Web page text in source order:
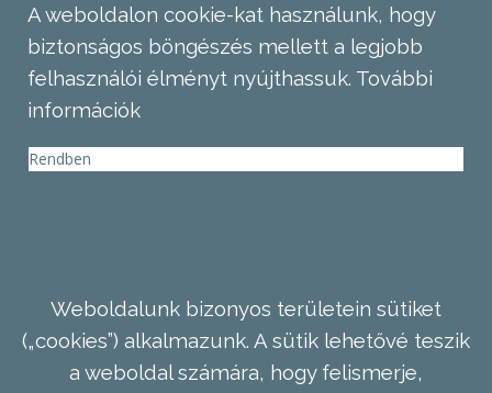
A weboldalon cookie-kat használunk, hogy
biztonságos böngészés mellett a legjobb
felhasználói élményt nyújthassuk. További
információk
Rendben
Weboldalunk bizonyos területein sütiket
(„cookies”) alkalmazunk. A sütik lehetővé teszik
a weboldal számára, hogy felismerje,